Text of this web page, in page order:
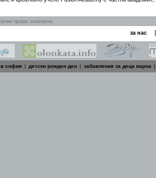
права запазени.
за нас
в софия | детски рожден ден | забавления за деца варна |